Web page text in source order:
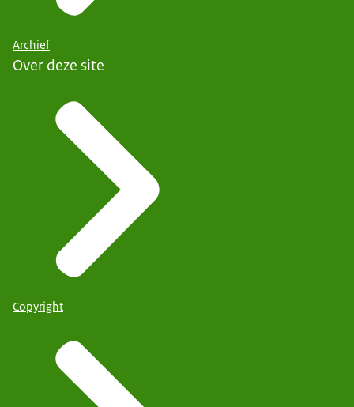
Archief
Over deze site
Copyright